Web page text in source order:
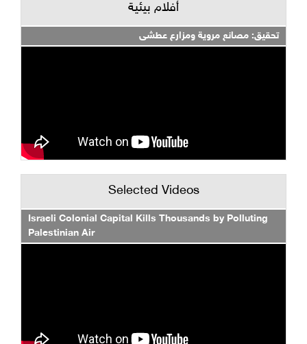
أفلام بيئية
تحقيق: مصانع مروية ومزارع عطشى
Selected Videos
Israeli Colonial Capital Kills Thousands by Polluting
Palestinian Air